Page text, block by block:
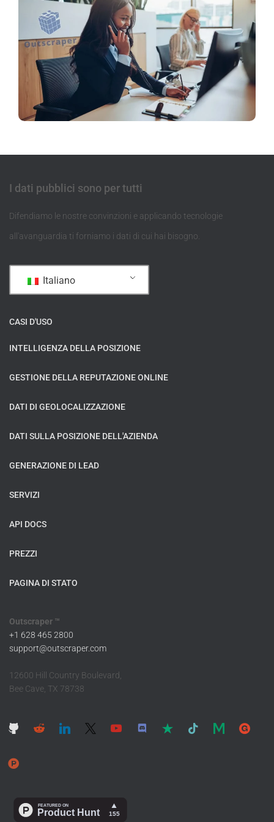
I dati pubblici sono per tutti
Difendiamo le nostre convinzioni e applicando tecnologie
all'avanguardia ti forniamo i dati di cui hai bisogno.
Italiano
CASI D'USO
INTELLIGENZA DELLA POSIZIONE
GESTIONE DELLA REPUTAZIONE ONLINE
DATI DI GEOLOCALIZZAZIONE
DATI SULLA POSIZIONE DELL'AZIENDA
GENERAZIONE DI LEAD
SERVIZI
API DOCS
PREZZI
PAGINA DI STATO
Outscraper ™
+1 628 465 2800
support@outscraper.com
12600 Hill Country Boulevard,
Bee Cave, TX 78738